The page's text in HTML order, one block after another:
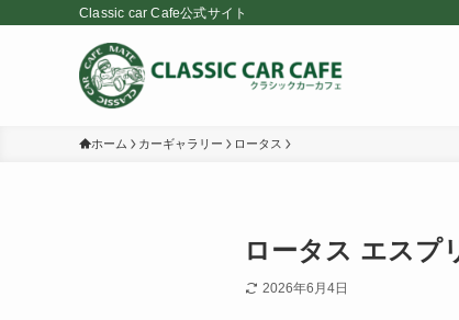
Classic car Cafe公式サイト
ホーム カーギャラリー ロータス
ロータス エスプ
2026年6月4日